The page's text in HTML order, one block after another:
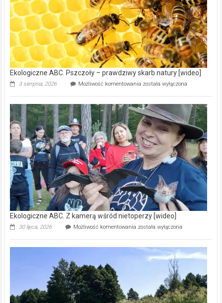
15,6
mln
na
modernizację
oczyszczalni
ścieków
[wideo]
Ekologiczne ABC. Pszczoły – prawdziwy skarb natury [wideo]
3 sierpnia, 2026 Możliwość komentowania Ekologiczne
–
prawdziwy
skarb
natury
[wideo]
została wyłączona
Ekologiczne ABC. Z kamerą wśród nietoperzy [wideo]
30 lipca, 2026 Możliwość komentowania Ekologiczne
kamerą
wśród
została wyłączona